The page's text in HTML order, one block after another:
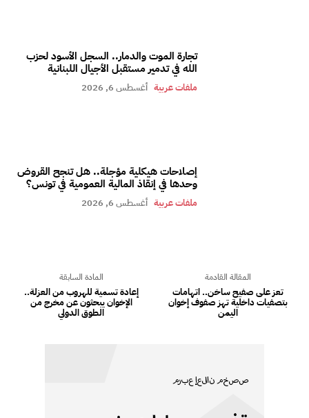
تجارة الموت والدمار.. السجل الأسود لحزب
الله في تدمير مستقبل الأجيال اللبنانية
ملفات عربية أغسطس 6, 2026
إصلاحات هيكلية مؤجلة.. هل تنجح القروض
وحدها في إنقاذ المالية العمومية في تونس؟
ملفات عربية أغسطس 6, 2026
المادة السابقة
إعادة تسمية للهروب من العزلة..
الإخوان يبحثون عن مخرج من
الطوق الدولي
المقالة القادمة
تعز على صفيح ساخن.. اتهامات
بتصفيات داخلية تهز صفوف إخوان
اليمن